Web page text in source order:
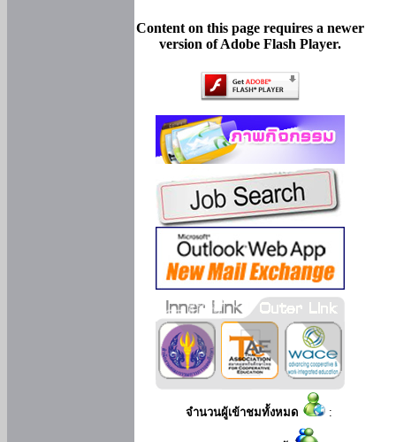
Content on this page requires a newer
version of Adobe Flash Player.
จำนวนผู้เข้าชมทั้งหมด :